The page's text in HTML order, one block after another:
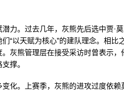
力。过去几年，灰熊先后选中贾·
“以天赋为核心”的建队理念。相比
灰熊管理层在接受采访时曾表示，
撑。
化。上赛季，灰熊的进攻过度依赖